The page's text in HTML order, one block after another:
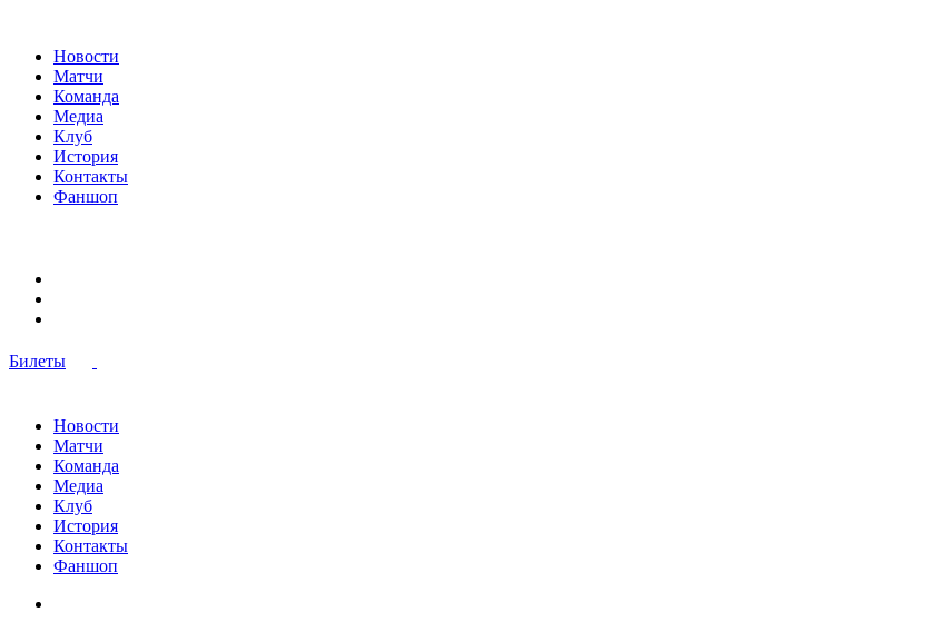
Новости
Матчи
Команда
Медиа
Клуб
История
Контакты
Фаншоп
Билеты
Новости
Матчи
Команда
Медиа
Клуб
История
Контакты
Фаншоп